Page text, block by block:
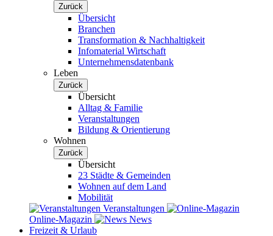
Zurück
Übersicht
Branchen
Transformation & Nachhaltigkeit
Infomaterial Wirtschaft
Unternehmensdatenbank
Leben
Zurück
Übersicht
Alltag & Familie
Veranstaltungen
Bildung & Orientierung
Wohnen
Zurück
Übersicht
23 Städte & Gemeinden
Wohnen auf dem Land
Mobilität
Veranstaltungen
Online-Magazin
News
Freizeit & Urlaub